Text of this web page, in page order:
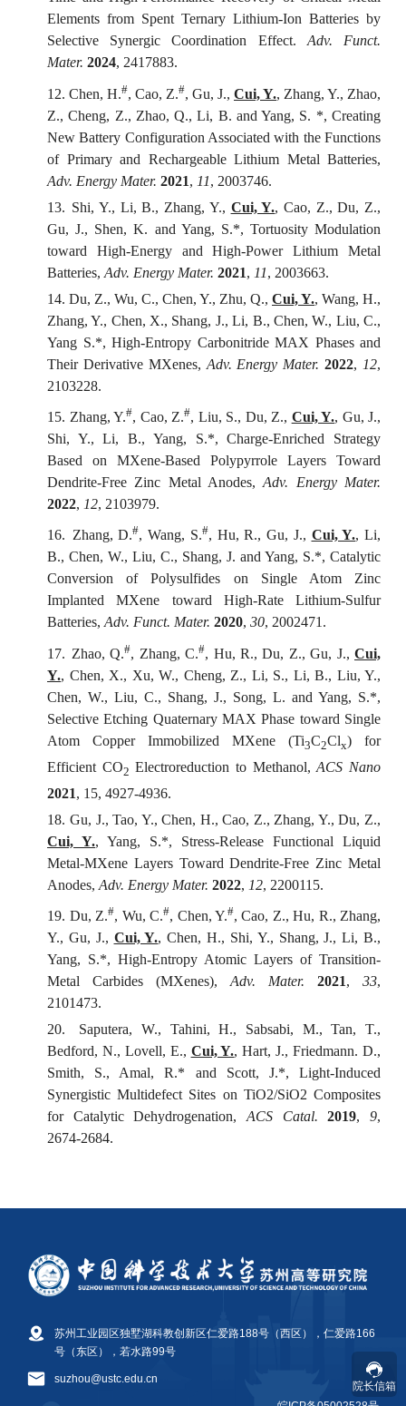
苏州工业园区独墅湖科教创新区仁爱路188号（西区），仁爱路166
号（东区），若水路99号
suzhou@ustc.edu.cn
院长信箱